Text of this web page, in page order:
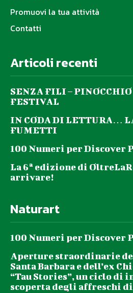
Promuovi la tua attività
Contatti
Articoli recenti
SENZA FILI –
FESTIVAL
IN CODA DI LETTURA…
FUMETTI
100 Numeri per Discover
La 6ª edizione di
arrivare!
Naturart
100 Numeri per Discover
Aperture straordinarie
Santa Barbara e dell’ex
“Tau Stories”, un ciclo di
scoperta degli affreschi